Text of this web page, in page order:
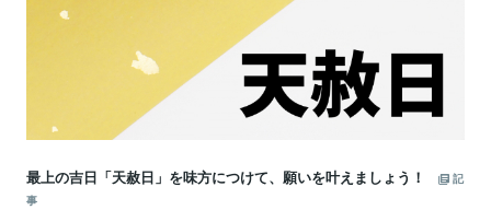
最上の吉日「天赦日」を味方につけて、願いを叶えましょう！
記
事